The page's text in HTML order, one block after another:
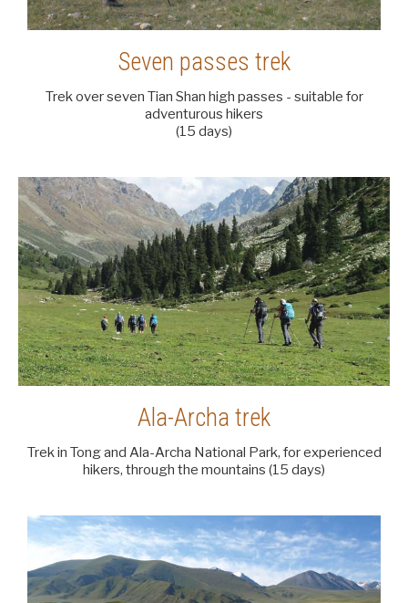
Seven passes trek
Trek over seven Tian Shan high passes - suitable for
adventurous hikers
(15 days)
Ala-Archa trek
Trek in Tong and Ala-Archa National Park, for experienced
hikers, through the mountains (15 days)